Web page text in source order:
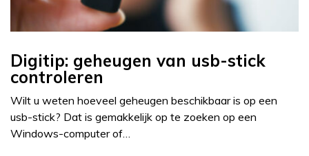
Digitip: geheugen van usb-stick
controleren
Wilt u weten hoeveel geheugen beschikbaar is op een
usb-stick? Dat is gemakkelijk op te zoeken op een
Windows-computer of…